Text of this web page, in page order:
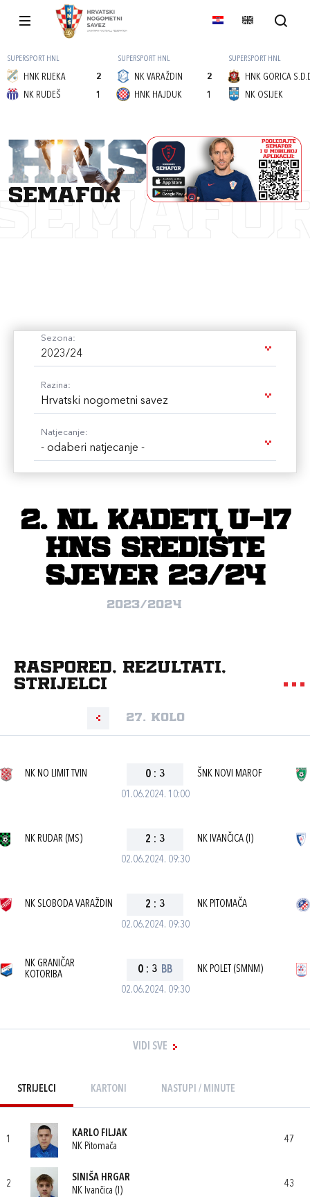
SUPERSPORT HNL
HNK RIJEKA
2
1
NK RUDEŠ
SUPERSPORT HNL
NK VARAŽDIN
2
1
HNK HAJDUK
SUPERSPORT HNL
HNK GORICA
NK OSIJEK
semafor
Sezona:
2023/24
Razina:
Hrvatski nogometni savez
Natjecanje:
- odaberi natjecanje -
2. NL KADETI U-17
HNS SREDIŠTE
SJEVER 23/24
2023/2024
Raspored, rezultati,
strijelci
27. kolo
01.06.2024. 10:00
NK NO LIMIT TVIN 0 : 3 ŠNK NOVI MAROF
02.06.2024. 09:30
NK RUDAR (MS) 2 : 3 NK IVANČICA (I)
02.06.2024. 09:30
NK SLOBODA VARAŽDIN 2 : 3 NK PITOMAČA
02.06.2024. 09:30
NK GRANIČAR
KOTORIBA
0 : 3 BB NK POLET (SMNM)
VIDI SVE
STRIJELCI KARTONI NASTUPI / MINUTE
1
KARLO FILJAK
NK Pitomača
47
2
SINIŠA HRGAR
NK Ivančica (I)
43